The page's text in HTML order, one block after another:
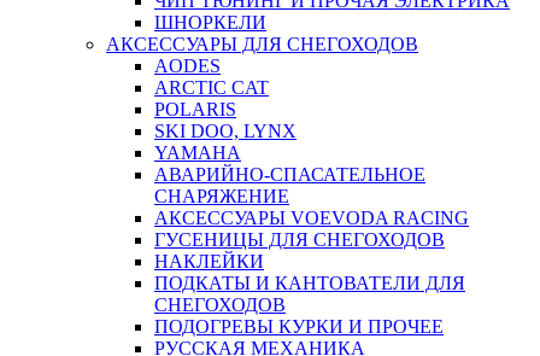
ШНОРКЕЛИ
АКСЕССУАРЫ ДЛЯ СНЕГОХОДОВ
AODES
ARCTIC CAT
POLARIS
SKI DOO, LYNX
YAMAHA
АВАРИЙНО-СПАСАТЕЛЬНОЕ
СНАРЯЖЕНИЕ
АКСЕССУАРЫ VOEVODA RACING
ГУСЕНИЦЫ ДЛЯ СНЕГОХОДОВ
НАКЛЕЙКИ
ПОДКАТЫ И КАНТОВАТЕЛИ ДЛЯ
СНЕГОХОДОВ
ПОДОГРЕВЫ КУРКИ И ПРОЧЕЕ
РУССКАЯ МЕХАНИКА